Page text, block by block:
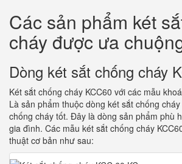
Các sản phẩm két
cháy được ưa
Dòng két sắt chống cháy
Két sắt chống cháy KCC60 với các mẫu
Là sản phẩm thuộc dòng két sắt chống
chống cháy tốt. Đây là dòng sản phẩm phù
gia đình. Các mẫu két sắt chống cháy
thuật cơ bản như sau: